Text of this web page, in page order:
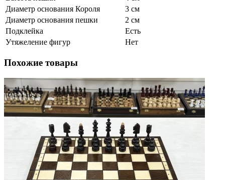
Диаметр основания Короля
3 см
Диаметр основания пешки
2 см
Подклейка
Есть
Утяжеление фигур
Нет
Похожие товары